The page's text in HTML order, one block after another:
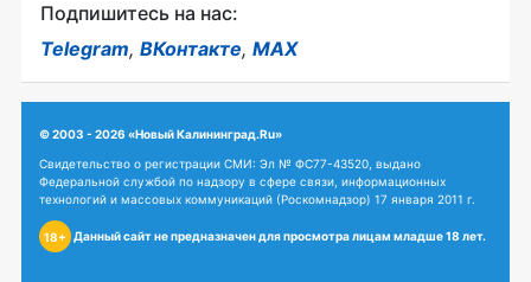
Подпишитесь на нас:
Telegram, ВКонтакте, MAX
© 2003 - 2026 «Новый Калининград.Ru»
Свидетельство о регистрации СМИ: Эл № ФС77-43520, выдано
Федеральной службой по надзору в сфере связи, информационных
технологий и массовых коммуникаций (Роскомнадзор) 17 января 2011 г.
18+ Данный сайт не предназначен для просмотра лицам младше 18 лет.